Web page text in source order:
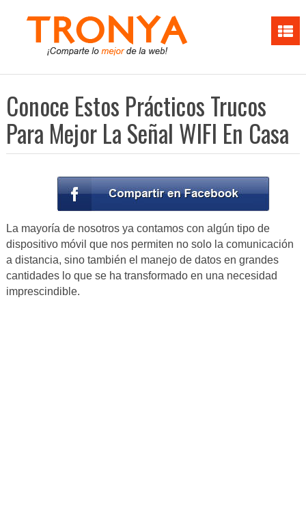
Conoce Estos Prácticos Trucos
Para Mejor La Señal WIFI En Casa
La mayoría de nosotros ya contamos con algún tipo de
dispositivo móvil que nos permiten no solo la comunicación
a distancia, sino también el manejo de datos en grandes
cantidades lo que se ha transformado en una necesidad
imprescindible.